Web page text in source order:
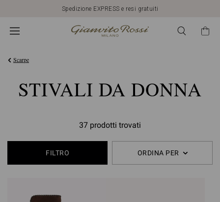
Spedizione EXPRESS e resi gratuiti
Scarpe
STIVALI DA DONNA
37 prodotti trovati
FILTRO ORDINA PER